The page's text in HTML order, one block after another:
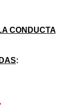
CONDUCTA
: